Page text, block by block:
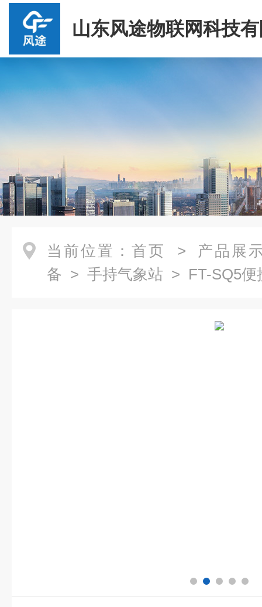
山东风途物联网科技
当前位置： 首页 > 产品展
备 > 手持气象站 > FT-SQ5便